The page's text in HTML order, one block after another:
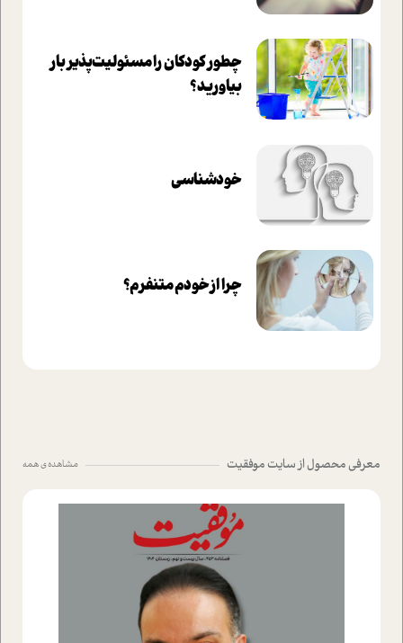
چطور کودکان را مسئولیت‌پذیر بار
بیاورید؟
خودشناسی
چرا از خودم متنفرم؟
معرفی محصول از سایت موفقیت مشاهده ی همه